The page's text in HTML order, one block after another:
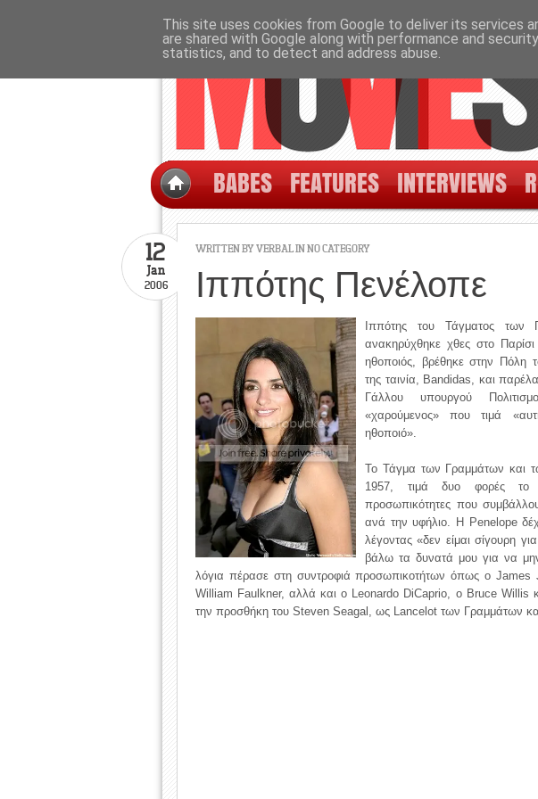
BABES FEATURES INTERVIEWS
WRITTEN BYVERBALIN NO CATEGORY
12
Jan
2006 Ιππότης Πενέλοπε
Ιππότης του Τάγματος
ανακηρύχθηκε χθες στο
ηθοποιός, βρέθηκε στην
της ταινία, Bandidas, και
Γάλλου υπουργού
«χαρούμενος» που τιμά
ηθοποιό».
Το Τάγμα των Γραμμάτων και
1957, τιμά δυο φορές το
προσωπικότητες που
ανά την υφήλιο. Η Penelope
λέγοντας «δεν είμαι σίγουρη
βάλω τα δυνατά μου για να
λόγια πέρασε στη συντροφιά προσωπικοτήτων όπως ο
William Faulkner, αλλά και ο Leonardo DiCaprio, ο Bruce Willis
την προσθήκη του Steven Seagal, ως Lancelot των Γραμμάτων
This site uses cookies from Google to deliver its services
are shared with Google along with performance and
statistics, and to detect and address abuse.